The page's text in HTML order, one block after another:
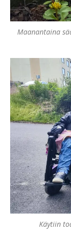
Maanantaina
Käytiin